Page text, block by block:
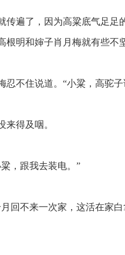
遍了，因为高粱底气足足
根明和婶子肖月梅就有些不
不住说道。“小粱，高驼
得及咽。
，跟我去装电。”
回不来一次家，这活在家